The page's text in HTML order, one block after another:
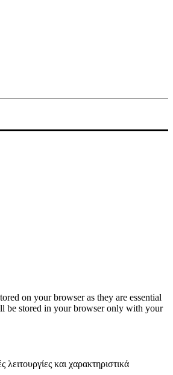
on your browser as they are essential
be stored in your browser only with your
και χαρακτηριστικά